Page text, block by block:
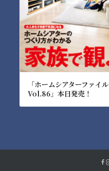
「ホームシアターファイル
Vol.86」本日発売！